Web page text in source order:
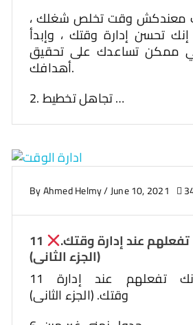
معندكش وقت تخلص شغلك ،
تحسن إدارة وقتك ، وإبدأ
ممكن تساعدك على تحقيق
أهدافك.
2. تجاهل تخطيط …
ByAhmed Helmy/June 10, 2021
تفعلهم عند إدارة وقتك.
(الجزء الثانى)
11 خطأ ممكن أنك تفعلهم عند إدارة
وقتك. (الجزء الثانى)